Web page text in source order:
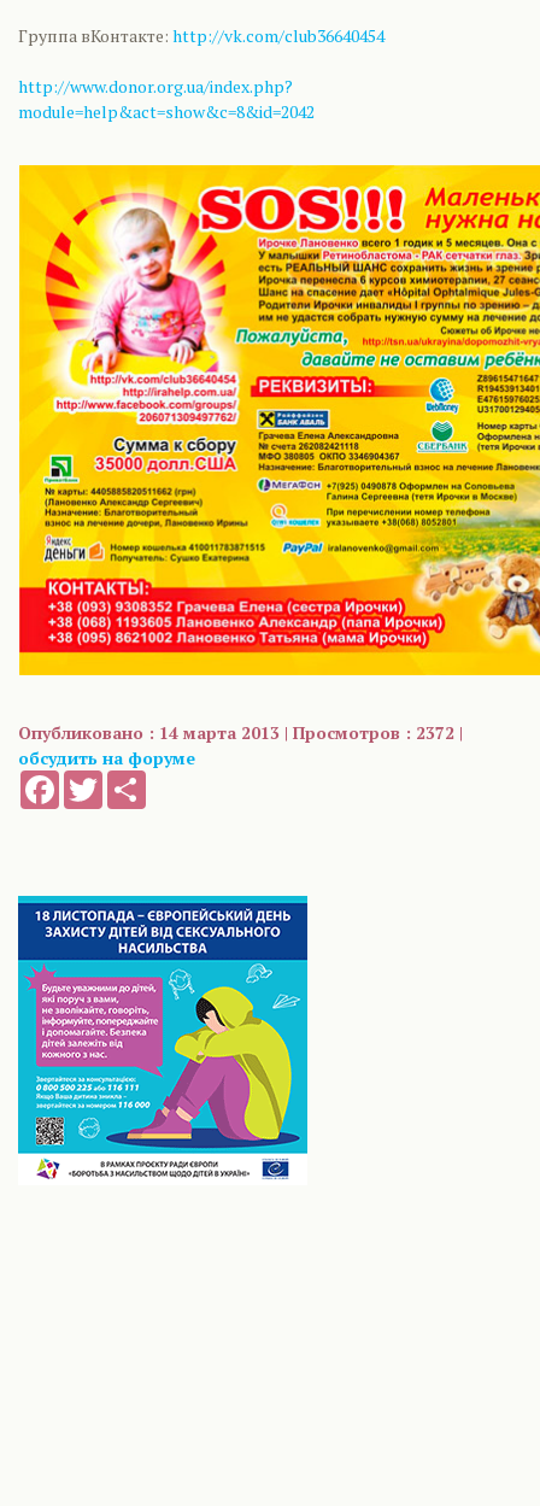
Группа вКонтакте: http://vk.com/club36640454
http://www.donor.org.ua/index.php?
module=help&act=show&c=8&id=2042
Опубликовано : 14 марта 2013 | Просмотров : 2372 |
обсудить на форуме
FacebookTwitter